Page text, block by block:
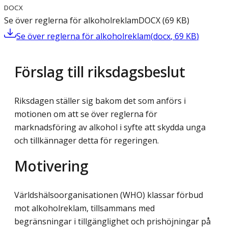
DOCX
Se över reglerna för alkoholreklamDOCX(69 KB)
Se över reglerna för alkoholreklam(docx, 69 KB)
Förslag till riksdagsbeslut
Riksdagen ställer sig bakom det som anförs i
motionen om att se över reglerna för
marknadsföring av alkohol i syfte att skydda unga
och tillkännager detta för regeringen.
Motivering
Världshälsoorganisationen (WHO) klassar förbud
mot alkoholreklam, tillsammans med
begränsningar i tillgänglighet och prishöjningar på